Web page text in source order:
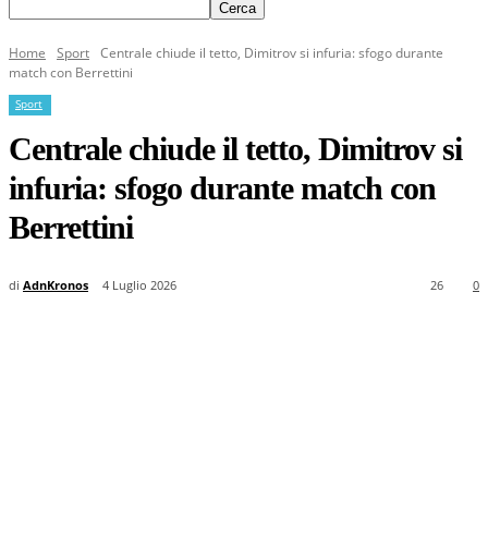
Home Sport Centrale chiude il tetto, Dimitrov si infuria: sfogo durante
match con Berrettini
Sport
Centrale chiude il tetto, Dimitrov si
infuria: sfogo durante match con
Berrettini
di AdnKronos 4 Luglio 2026 0
26